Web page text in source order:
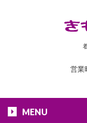
営
日
MENU